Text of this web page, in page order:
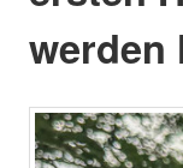
werden